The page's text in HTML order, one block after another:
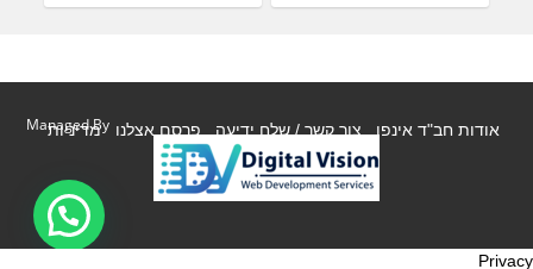
אודות חב"ד אינפו צור קשר / שלח ידיעה פרסם אצלנו מדיניות
Managed By
Privacy